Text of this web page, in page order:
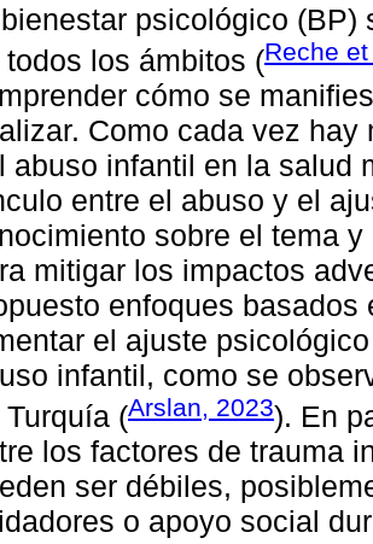
psicológico
todos los ámbitos (Reche
cómo se
Como cada vez
abuso infantil en la salud
entre el abuso y el
sobre el tema
mitigar los impactos
enfoques
el ajuste
infantil, como se
Turquía (Arslan, 2023). En
los factores de trauma
ser débiles,
o apoyo social